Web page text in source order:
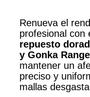
Renueva el
profesional con
repuesto
y Gonka
mantener un
preciso y
mallas